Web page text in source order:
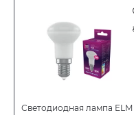
Светодиодная лампа ELM